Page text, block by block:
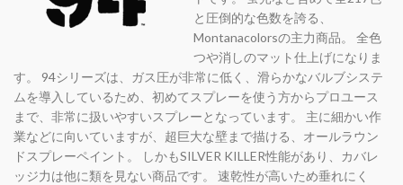
と圧倒的な色数を誇る、
Montanacolorsの主力商品。 全色
つや消しのマット仕上げになりま
す。 94シリーズは、ガス圧が非常に低く、滑らかなバルブシステ
ムを導入しているため、初めてスプレーを使う方からプロユース
まで、非常に扱いやすいスプレーとなっています。 主に細かい作
業などに向いていますが、超巨大な壁まで描ける、オールラウン
ドスプレーペイント。 しかもSILVER KILLER性能があり、カバレ
ッジ力は他に類を見ない商品です。 速乾性が高いため垂れにく